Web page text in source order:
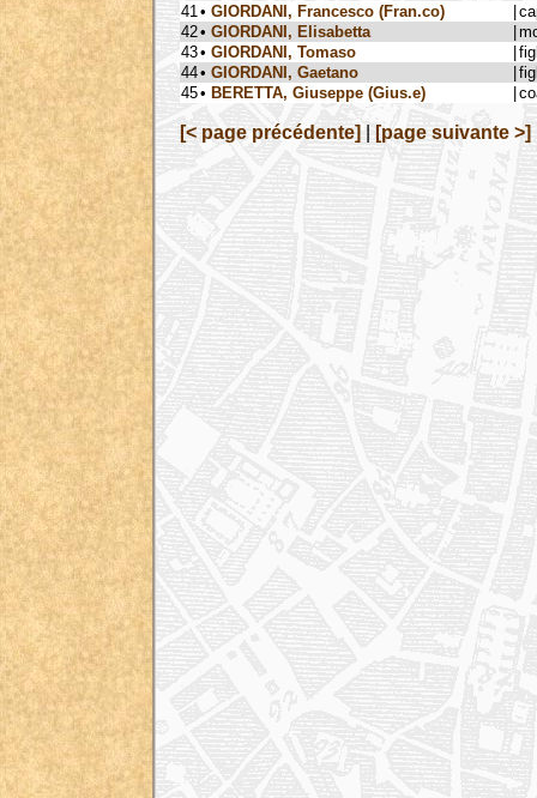
41 • GIORDANI, Francesco (Fran.co)
42• GIORDANI, Elisabetta
43• GIORDANI, Tomaso
44• GIORDANI, Gaetano
45• BERETTA, Giuseppe (Gius.e)
[< page précédente] [page suivante >]